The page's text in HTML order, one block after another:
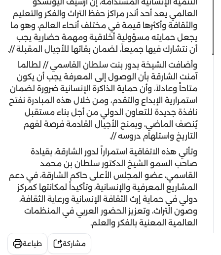
العالمي يعد أحد أندر مراكز حفظ التراث والفكر والتعليم
والثقافة وأكثرها قيمة في مختلف أنحاء العالم، وهو ما
يجعل حمايته مسؤولية أخلاقية ومهمة حضارية يجب
أن نتشارك فيها جميعاً، لضمان بقائها للأجيال المقبلة //.
وأضافت الشيخة بدور بنت سلطان القاسمي // لطالما
آمنت الشارقة بأن الوصول إلى المعرفة يجب أن يكون
متاحاً وعادلاً، وأن حماية الذاكرة الإنسانية ضرورة لضمان
استمرارية الإبداع والتقدم، ومن خلال هذه المبادرة نفتح
نافذة جديدة للتعاون الدولي من أجل بناء مستقبل
يُنصف الماضي، ويمنح الأجيال القادمة فرصة لفهم
التاريخ واستلهام دروسه //.
وتأتي هذه الاتفاقية استمراراً لدور الشارقة، بقيادة
صاحب السمو الشيخ الدكتور سلطان بن محمد
القاسمي، عضو المجلس الأعلى حاكم الشارقة، في دعم
المشاريع المعرفية والإنسانية، وتأكيداً لمكانتها كمركز
دولي في حماية إرث الثقافة الإنسانية ورعاية الثقافة،
وصون التراث، وتعزيز الحضور العربي في المنظمات
العالمية المعنية بالفكر والعلم.
مشاركة طباعة